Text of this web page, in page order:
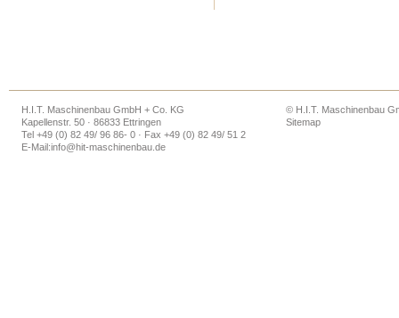
H.I.T. Maschinenbau GmbH + Co. KG
Kapellenstr. 50 · 86833 Ettringen
Tel +49 (0) 82 49/ 96 86- 0 · Fax +49 (0) 82 49/ 51 2
E-Mail:info@hit-maschinenbau.de
© H.I.T. Maschinenbau
Sitemap